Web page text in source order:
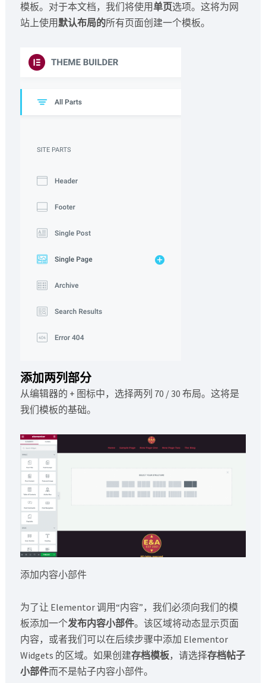
模板。对于本文档，我们将使用单页选项。这将为网
站上使用 默认布局的所有页面创建一个模板。
添加两列部分
从编辑器的 + 图标中，选择两列 70 / 30 布局。这将是
我们模板的基础。
添加内容小部件
为了让 Elementor 调用“内容”，我们必须向我们的模
板添加一个发布内容小部件。该区域将动态显示页面
内容，或者我们可以在后续步骤中添加 Elementor
Widgets 的区域。如果创建存档模板，请选择存档帖子
小部件而不是帖子内容小部件。